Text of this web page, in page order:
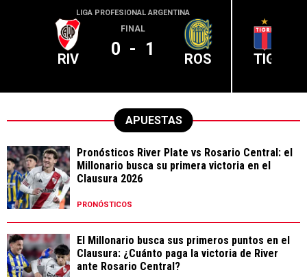
LIGA PROFESIONAL ARGENTINA
RIV
FINAL
0 - 1 ROS TIG
APUESTAS
Pronósticos River Plate vs Rosario Central: el
Millonario busca su primera victoria en el
Clausura 2026
PRONÓSTICOS
El Millonario busca sus primeros puntos en el
Clausura: ¿Cuánto paga la victoria de River
ante Rosario Central?